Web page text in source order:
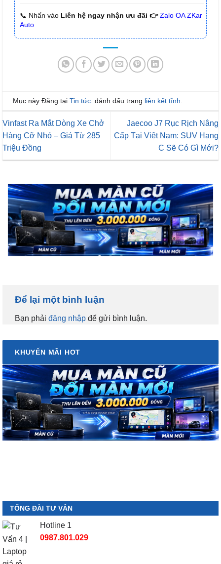
📞 Nhấn vào Liên hệ ngay nhận ưu đãi 👉 Zalo OA ZKar
Auto
Mục này Đăng tại Tin tức . đánh dấu trang liên kết tĩnh
Vinfast Ra Mắt Dòng Xe Chở
Hàng Cỡ Nhỏ – Giá Từ 285
Triệu Đồng
Jaecoo J7 Rục Rịch Nâng
Cấp Tại Việt Nam: SUV Hạng
C Sẽ Có Gì Mới?
Để lại một bình luận
Bạn phải đăng nhập để gửi bình luận.
KHUYẾN MÃI HOT
TỔNG ĐÀI TƯ VẤN
Hotline 1
0987.801.029